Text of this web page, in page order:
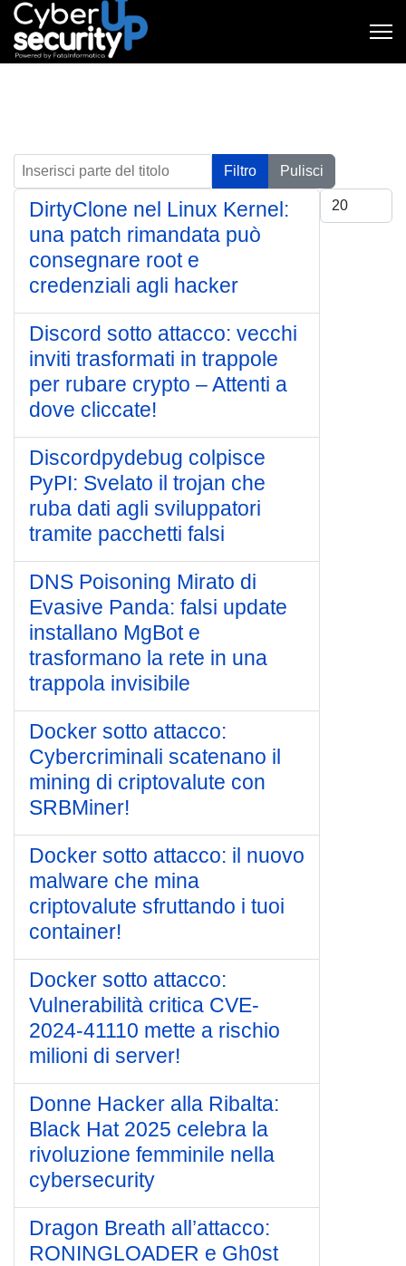
Inserisci parte del titolo Filtro
Pulisci
Visualizza #
DirtyClone nel Linux Kernel:
una patch rimandata può
consegnare root e
credenziali agli hacker
Discord sotto attacco: vecchi
inviti trasformati in trappole
per rubare crypto – Attenti a
dove cliccate!
Discordpydebug colpisce
PyPI: Svelato il trojan che
ruba dati agli sviluppatori
tramite pacchetti falsi
DNS Poisoning Mirato di
Evasive Panda: falsi update
installano MgBot e
trasformano la rete in una
trappola invisibile
Docker sotto attacco:
Cybercriminali scatenano il
mining di criptovalute con
SRBMiner!
Docker sotto attacco: il nuovo
malware che mina
criptovalute sfruttando i tuoi
container!
Docker sotto attacco:
Vulnerabilità critica CVE-
2024-41110 mette a rischio
milioni di server!
Donne Hacker alla Ribalta:
Black Hat 2025 celebra la
rivoluzione femminile nella
cybersecurity
Dragon Breath all’attacco:
RONINGLOADER e Gh0st